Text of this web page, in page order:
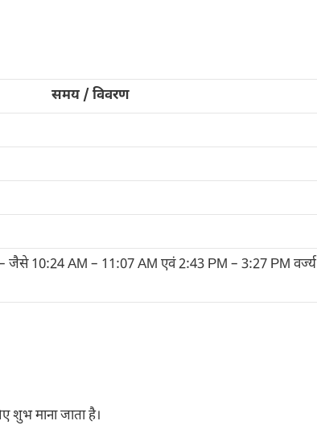
समय / विवरण
जैसे 10:24 AM – 11:07 AM एवं 2:43 PM – 3:27 PM वर्ज्य
शुभ माना जाता है।